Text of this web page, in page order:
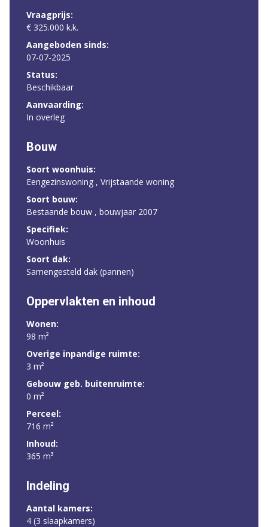
Vraagprijs:
€ 325.000 k.k.
Aangeboden sinds:
07-07-2025
Status:
Beschikbaar
Aanvaarding:
In overleg
Bouw
Soort woonhuis:
Eengezinswoning , Vrijstaande woning
Soort bouw:
Bestaande bouw , bouwjaar 2007
Specifiek:
Woonhuis
Soort dak:
Samengesteld dak (pannen)
Oppervlakten en inhoud
Wonen:
98 m²
Overige inpandige ruimte:
3 m²
Gebouw geb. buitenruimte:
0 m²
Perceel:
716 m²
Inhoud:
365 m³
Indeling
Aantal kamers:
4 (3 slaapkamers)